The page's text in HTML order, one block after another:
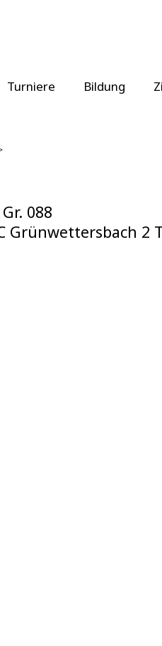
Turniere Bildung
088
Grünwettersbach 2